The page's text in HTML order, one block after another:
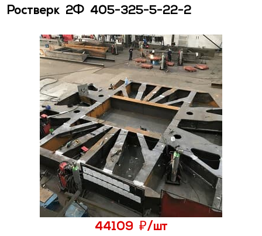
Ростверк 2Ф 405-325-5-22-2
44109 ₽/шт